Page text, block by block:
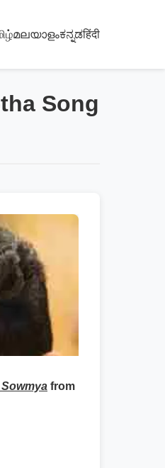
മലയാളംಕನ್ನಡहिंदी
Song
from